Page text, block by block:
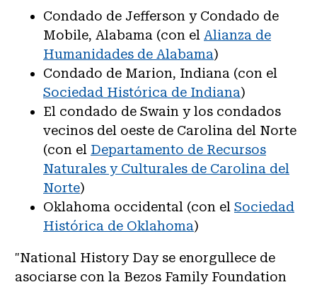
Condado de Jefferson y Condado de
Mobile, Alabama (con el Alianza de
Humanidades de Alabama)
Condado de Marion, Indiana (con el
Sociedad Histórica de Indiana)
El condado de Swain y los condados
vecinos del oeste de Carolina del Norte
(con el Departamento de Recursos
Naturales y Culturales de Carolina del
Norte)
Oklahoma occidental (con el Sociedad
Histórica de Oklahoma)
"National History Day se enorgullece de
asociarse con la Bezos Family Foundation